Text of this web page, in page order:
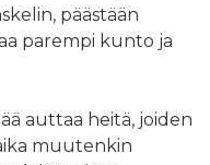
päästään
parempi kunto ja
auttaa heitä, joiden
muutenkin